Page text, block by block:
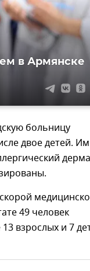
в Армянске
больницу
двое детей. Им
49 человек
взрослых и 7